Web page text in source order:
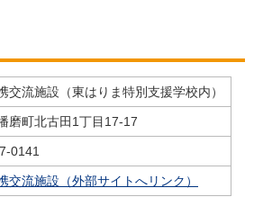
交流施設（東はりま特別支援学校内）
磨町北古田1丁目17-17
0141
交流施設（外部サイトへリンク）